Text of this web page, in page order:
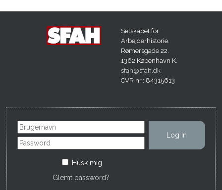
Selskabet for
Arbejderhistorie.
Rømersgade 22.
1362 København K.
sfah@sfah.dk
CVR nr.: 84315613
Husk mig
Glemt password?